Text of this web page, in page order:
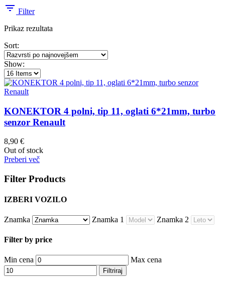
Filter
Prikaz rezultata
Sort:
Show:
KONEKTOR 4 polni, tip 11, oglati 6*21mm, turbo
senzor Renault
8,90 €
Out of stock
Preberi več
Filter Products
IZBERI VOZILO
Znamka Znamka 1 Znamka 2
Filter by price
Min cena Max cena
Filtriraj